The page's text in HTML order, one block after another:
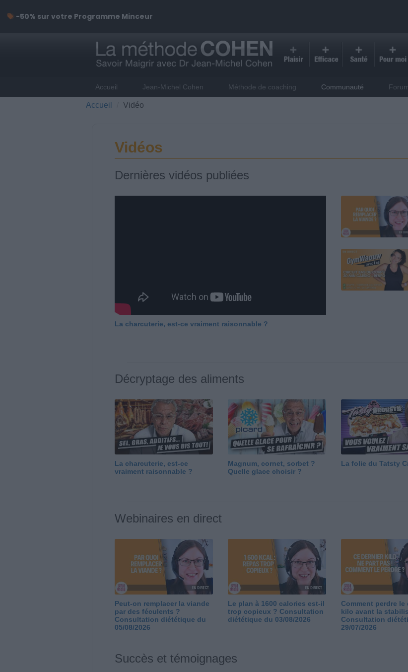
Accueil Jean-Michel Cohen Méthode de coaching Communauté
Accueil Vidéo
Vidéos
Dernières vidéos publiées
La charcuterie, est-ce vraiment raisonnable ?
Décryptage des aliments
La charcuterie, est-ce
vraiment raisonnable ?
Magnum, cornet, sorbet ?
Quelle glace choisir ?
La folie du Tatsty
Webinaires en direct
Peut-on remplacer la viande
par des féculents ?
Consultation diététique du
05/08/2026
Le plan à 1600 calories est-il
trop copieux ? Consultation
diététique du 03/08/2026
Comment perdre le
kilo avant la
Consultation
29/07/2026
Succès et témoignages
-50% sur votre Programme Minceur